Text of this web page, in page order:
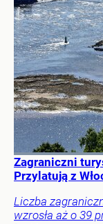
Zagraniczni
Przylatują z
Liczba
wzrosła aż o 39